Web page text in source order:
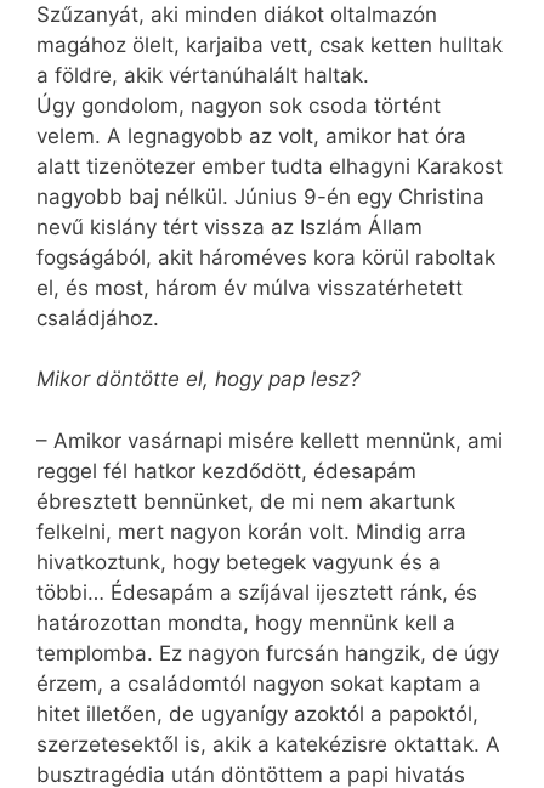
Szűzanyát, aki minden diákot oltalmazón
magához ölelt, karjaiba vett, csak ketten hulltak
a földre, akik vértanúhalált haltak.
Úgy gondolom, nagyon sok csoda történt
velem. A legnagyobb az volt, amikor hat óra
alatt tizenötezer ember tudta elhagyni Karakost
nagyobb baj nélkül. Június 9-én egy Christina
nevű kislány tért vissza az Iszlám Állam
fogságából, akit hároméves kora körül raboltak
el, és most, három év múlva visszatérhetett
családjához.
Mikor döntötte el, hogy pap lesz?
– Amikor vasárnapi misére kellett mennünk, ami
reggel fél hatkor kezdődött, édesapám
ébresztett bennünket, de mi nem akartunk
felkelni, mert nagyon korán volt. Mindig arra
hivatkoztunk, hogy betegek vagyunk és a
többi… Édesapám a szíjával ijesztett ránk, és
határozottan mondta, hogy mennünk kell a
templomba. Ez nagyon furcsán hangzik, de úgy
érzem, a családomtól nagyon sokat kaptam a
hitet illetően, de ugyanígy azoktól a papoktól,
szerzetesektől is, akik a katekézisre oktattak. A
busztragédia után döntöttem a papi hivatás